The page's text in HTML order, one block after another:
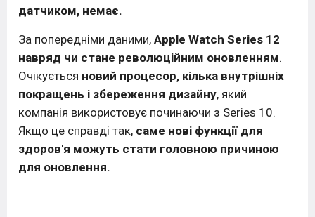
датчиком, немає.
За попередніми даними, Apple Watch Series 12
навряд чи стане революційним оновленням.
Очікується новий процесор, кілька внутрішніх
покращень і збереження дизайну, який
компанія використовує починаючи з Series 10.
Якщо це справді так, саме нові функції для
здоров'я можуть стати головною причиною
для оновлення.